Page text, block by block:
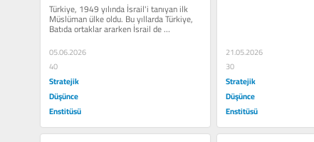
Türkiye, 1949 yılında İsrail'i tanıyan ilk
Müslüman ülke oldu. Bu yıllarda Türkiye,
Batıda ortaklar ararken İsrail de
05.06.2026
40
Stratejik
Düşünce
Enstitüsü
21.05.2026
30
Stratejik
Düşünce
Enstitüsü